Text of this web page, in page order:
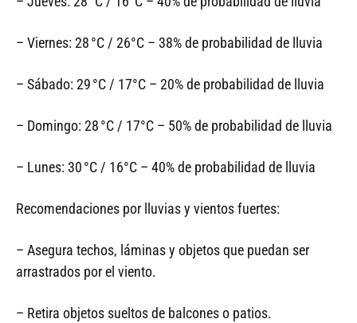
– Viernes: 28 °C / 26°C – 38% de probabilidad de lluvia
– Sábado: 29 °C / 17°C – 20% de probabilidad de lluvia
– Domingo: 28 °C / 17°C – 50% de probabilidad de lluvia
– Lunes: 30 °C / 16°C – 40% de probabilidad de lluvia
Recomendaciones por lluvias y vientos fuertes:
– Asegura techos, láminas y objetos que puedan ser
arrastrados por el viento.
– Retira objetos sueltos de balcones o patios.